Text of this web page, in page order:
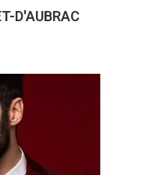
D'AUBRAC